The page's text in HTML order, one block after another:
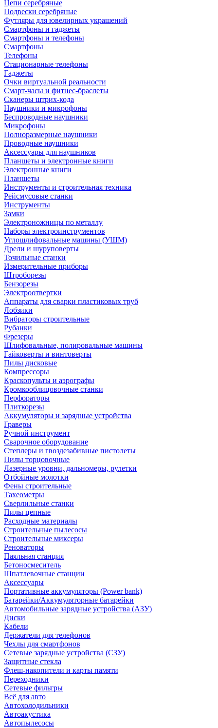
Цепи серебряные
Подвески серебряные
Футляры для ювелирных украшений
Смартфоны и гаджеты
Смартфоны и телефоны
Смартфоны
Телефоны
Стационарные телефоны
Гаджеты
Очки виртуальной реальности
Смарт-часы и фитнес-браслеты
Сканеры штрих-кода
Наушники и микрофоны
Беспроводные наушники
Микрофоны
Полноразмерные наушники
Проводные наушники
Аксессуары для наушников
Планшеты и электронные книги
Электронные книги
Планшеты
Инструменты и строительная техника
Рейсмусовые станки
Инструменты
Замки
Электроножницы по металлу
Наборы электроинструментов
Углошлифовальные машины (УШМ)
Дрели и шуруповерты
Точильные станки
Измерительные приборы
Штроборезы
Бензорезы
Электроотвертки
Аппараты для сварки пластиковых труб
Лобзики
Вибраторы строительные
Рубанки
Фрезеры
Шлифовальные, полировальные машины
Гайковерты и винтоверты
Пилы дисковые
Компрессоры
Краскопульты и аэрографы
Кромкооблицовочные станки
Перфораторы
Плиткорезы
Аккумуляторы и зарядные устройства
Граверы
Ручной инструмент
Сварочное оборудование
Степлеры и гвоздезабивные пистолеты
Пилы торцовочные
Лазерные уровни, дальномеры, рулетки
Отбойные молотки
Фены строительные
Тахеометры
Сверлильные станки
Пилы цепные
Расходные материалы
Строительные пылесосы
Строительные миксеры
Реноваторы
Паяльная станция
Бетоносмеситель
Шпатлевочные станции
Аксессуары
Портативные аккумуляторы (Power bank)
Батарейки/Аккумуляторные батарейки
Автомобильные зарядные устройства (АЗУ)
Диски
Кабели
Держатели для телефонов
Чехлы для смартфонов
Сетевые зарядные устройства (СЗУ)
Защитные стекла
Флеш-накопители и карты памяти
Переходники
Сетевые фильтры
Всё для авто
Автохолодильники
Автоакустика
Автопылесосы